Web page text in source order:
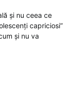
și nu ceea ce
capriciosi”
și nu va